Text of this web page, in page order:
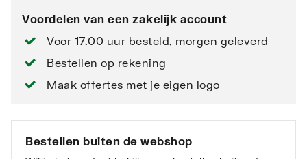
Voordelen van een zakelijk account
Voor 17.00 uur besteld, morgen geleverd
Bestellen op rekening
Maak offertes met je eigen logo
Bestellen buiten de webshop